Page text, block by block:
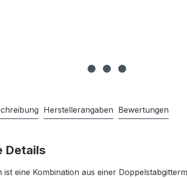
Herstellerangaben Bewertungen
Details
ist eine Kombination aus einer